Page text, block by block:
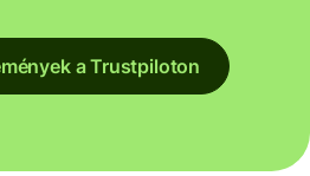
a Trustpiloton